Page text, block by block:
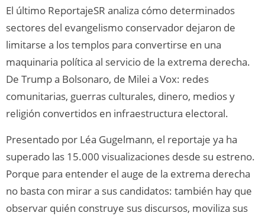
El último ReportajeSR analiza cómo determinados
sectores del evangelismo conservador dejaron de
limitarse a los templos para convertirse en una
maquinaria política al servicio de la extrema derecha.
De Trump a Bolsonaro, de Milei a Vox: redes
comunitarias, guerras culturales, dinero, medios y
religión convertidos en infraestructura electoral.
Presentado por Léa Gugelmann, el reportaje ya ha
superado las 15.000 visualizaciones desde su estreno.
Porque para entender el auge de la extrema derecha
no basta con mirar a sus candidatos: también hay que
observar quién construye sus discursos, moviliza sus